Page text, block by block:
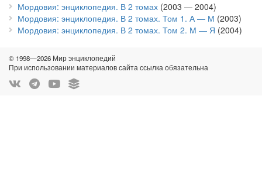
Мордовия: энциклопедия. В 2 томах (2003 — 2004)
Мордовия: энциклопедия. В 2 томах. Том 1. А — М (2003)
Мордовия: энциклопедия. В 2 томах. Том 2. М — Я (2004)
© 1998—2026 Мир энциклопедий
При использовании материалов сайта ссылка обязательна